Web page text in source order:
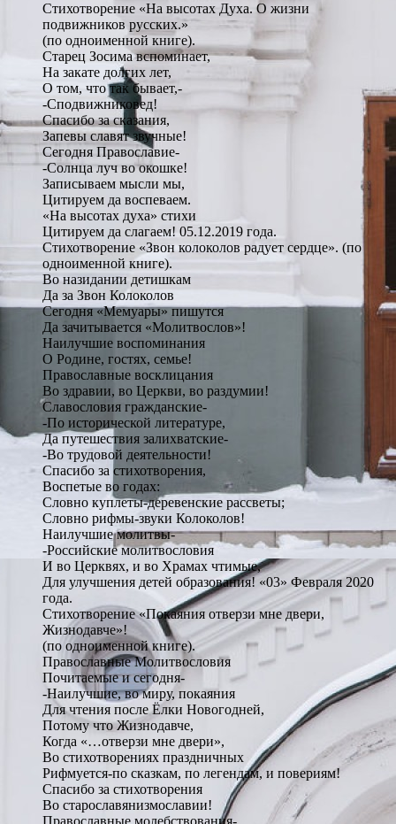
Стихотворение «На высотах Духа. О жизни
подвижников русских.»
(по одноименной книге).
Старец Зосима вспоминает,
На закате долгих лет,
О том, что так бывает,-
-Сподвижниковед!
Спасибо за сказания,
Запевы славят звучные!
Сегодня Православие-
-Солнца луч во окошке!
Записываем мысли мы,
Цитируем да воспеваем.
«На высотах духа» стихи
Цитируем да слагаем! 05.12.2019 года.
Стихотворение «Звон колоколов радует сердце». (по
одноименной книге).
Во назидании детишкам
Да за Звон Колоколов
Сегодня «Мемуары» пишутся
Да зачитывается «Молитвослов»!
Наилучшие воспоминания
О Родине, гостях, семье!
Православные восклицания
Во здравии, во Церкви, во раздумии!
Славословия гражданские-
-По исторической литературе,
Да путешествия залихватские-
-Во трудовой деятельности!
Спасибо за стихотворения,
Воспетые во годах:
Словно куплеты-деревенские рассветы;
Словно рифмы-звуки Колоколов!
Наилучшие молитвы-
-Российские молитвословия
И во Церквях, и во Храмах чтимые,
Для улучшения детей образования! «03» Февраля 2020
года.
Стихотворение «Покаяния отверзи мне двери,
Жизнодавче»!
(по одноименной книге).
Православные Молитвословия
Почитаемые и сегодня-
-Наилучшие, во миру, покаяния
Для чтения после Ёлки Новогодней,
Потому что Жизнодавче,
Когда «…отверзи мне двери»,
Во стихотворениях праздничных
Рифмуется-по сказкам, по легендам, и повериям!
Спасибо за стихотворения
Во старославянизмославии!
Православные молебствования-